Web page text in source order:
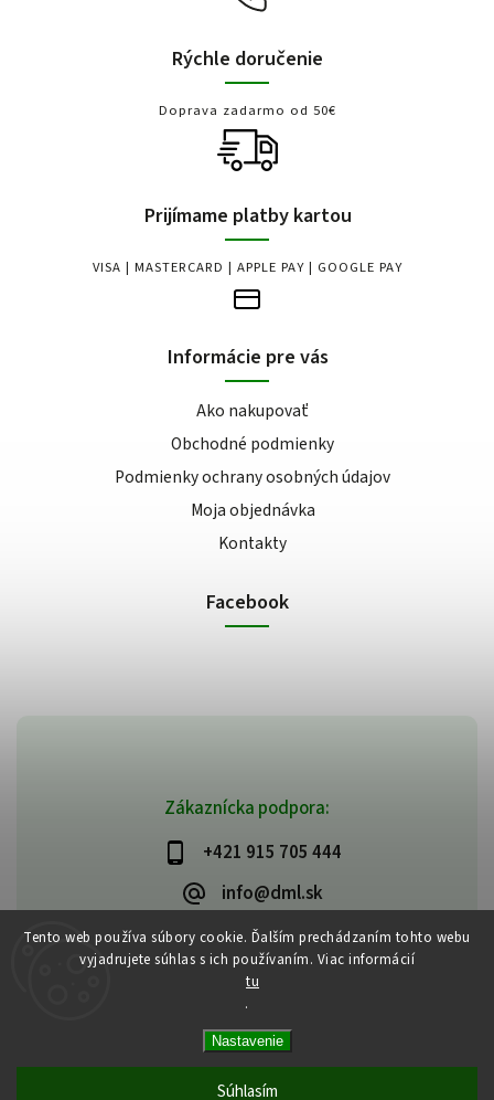
Tento web používa súbory cookie. Ďalším prechádzaním tohto webu
vyjadrujete súhlas s ich používaním. Viac informácií
tu
.
Nastavenie
Súhlasím
Zákaznícka podpora:
+421 915 705 444
info@dml.sk
Rýchle doručenie
Doprava zadarmo od 50€
Prijímame platby kartou
VISA | MASTERCARD | APPLE PAY | GOOGLE PAY
Informácie pre vás
Ako nakupovať
Obchodné podmienky
Podmienky ochrany osobných údajov
Moja objednávka
Kontakty
Facebook
bifeedus | BIO | DIA | BEZLEPKOVÉ POTRAVINY
Shoptet| Design